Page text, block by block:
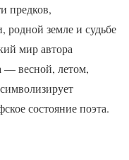
предков,
земле и судьбе
мир автора
— весной, летом,
состояние поэта.